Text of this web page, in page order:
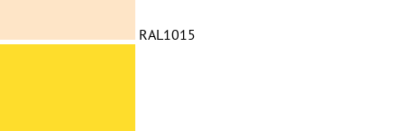
RAL1015